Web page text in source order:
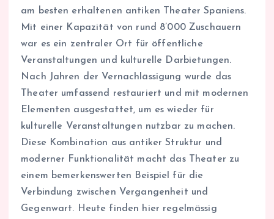
am besten erhaltenen antiken Theater Spaniens.
Mit einer Kapazität von rund 8’000 Zuschauern
war es ein zentraler Ort für öffentliche
Veranstaltungen und kulturelle Darbietungen.
Nach Jahren der Vernachlässigung wurde das
Theater umfassend restauriert und mit modernen
Elementen ausgestattet, um es wieder für
kulturelle Veranstaltungen nutzbar zu machen.
Diese Kombination aus antiker Struktur und
moderner Funktionalität macht das Theater zu
einem bemerkenswerten Beispiel für die
Verbindung zwischen Vergangenheit und
Gegenwart. Heute finden hier regelmässig